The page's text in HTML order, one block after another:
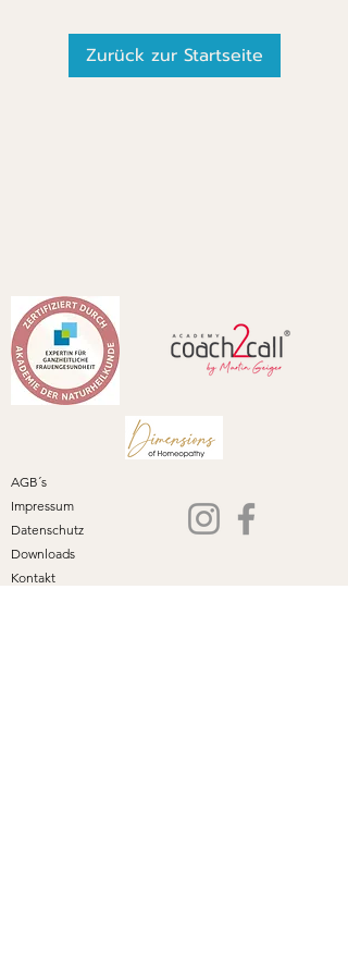
Zurück zur Startseite
AGB´s
Impressum
Datenschutz
Downloads
Kontakt